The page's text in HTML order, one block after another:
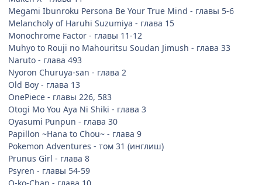
Megami Ibunroku Persona Be Your True Mind - главы 5-6
Melancholy of Haruhi Suzumiya - глава 15
Monochrome Factor - главы 11-12
Muhyo to Rouji no Mahouritsu Soudan Jimush - глава 33
Naruto - глава 493
Nyoron Churuya-san - глава 2
Old Boy - глава 13
OnePiece - главы 226, 583
Otogi Mo You Aya Ni Shiki - глава 3
Oyasumi Punpun - глава 30
Papillon ~Hana to Chou~ - глава 9
Pokemon Adventures - том 31 (инглиш)
Prunus Girl - глава 8
Psyren - главы 54-59